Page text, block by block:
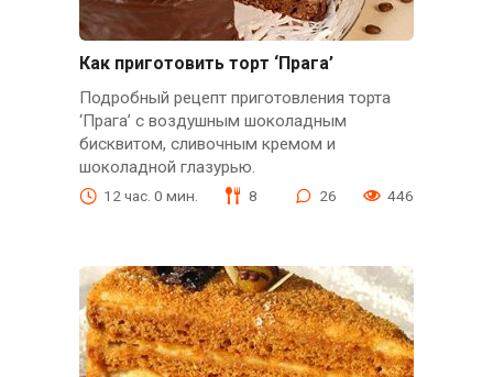
Как приготовить торт ‘Прага’
Подробный рецепт приготовления торта
‘Прага’ с воздушным шоколадным
бисквитом, сливочным кремом и
шоколадной глазурью.
12 час. 0 мин. 8 26 446